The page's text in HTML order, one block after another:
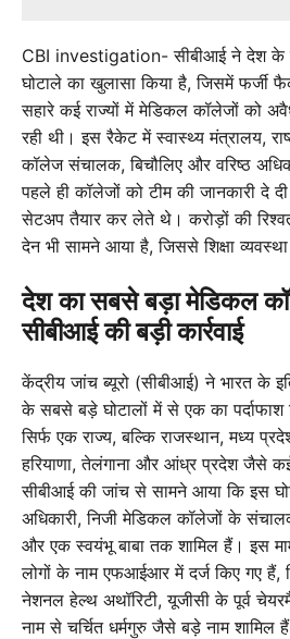
CBI investigation- सीबीआई ने देश
घोटाले का खुलासा किया है, जिसमें फर्जी
सहारे कई राज्यों में मेडिकल कॉलेजों को
रही थी। इस रैकेट में स्वास्थ्य मंत्रालय,
कॉलेज संचालक, बिचौलिए और वरिष्ठ
पहले ही कॉलेजों को टीम की जानकारी दे
सेटअप तैयार कर लेते थे। करोड़ों की
देन भी सामने आया है, जिससे शिक्षा
देश का सबसे बड़ा मेडिकल
सीबीआई की बड़ी कार्रवाई
केंद्रीय जांच ब्यूरो (सीबीआई) ने भारत के
के सबसे बड़े घोटालों में से एक का पर्दाफाश
सिर्फ एक राज्य, बल्कि राजस्थान, मध्य
हरियाणा, तेलंगाना और आंध्र प्रदेश जैसे
सीबीआई की जांच से सामने आया कि इस
अधिकारी, निजी मेडिकल कॉलेजों के संचालक,
और एक स्वयंभू बाबा तक शामिल हैं। इस
लोगों के नाम एफआईआर में दर्ज किए गए हैं,
नेशनल हेल्थ अथॉरिटी, यूजीसी के पूर्व
नाम से चर्चित धर्मगुरु जैसे बड़े नाम शामिल